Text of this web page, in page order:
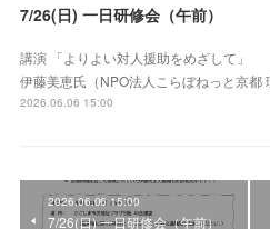
7/26(日) 一日研修会（午前）
講演 「よりよい対人援助をめざして
伊藤美恵氏（NPO法人こらぼねっと京都
2026.06.06 15:00
2026.06.06 15:00
7/26(日) 一日研修会（午前）